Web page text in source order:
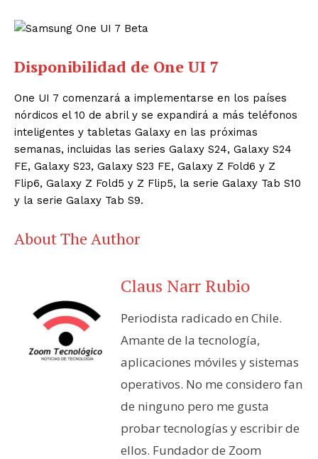
Disponibilidad de One UI 7
One UI 7 comenzará a implementarse en los países
nórdicos el 10 de abril y se expandirá a más teléfonos
inteligentes y tabletas Galaxy en las próximas
semanas, incluidas las series Galaxy S24, Galaxy S24
FE, Galaxy S23, Galaxy S23 FE, Galaxy Z Fold6 y Z
Flip6, Galaxy Z Fold5 y Z Flip5, la serie Galaxy Tab S10
y la serie Galaxy Tab S9.
About The Author
Claus Narr Rubio
Periodista radicado en Chile.
Amante de la tecnología,
aplicaciones móviles y sistemas
operativos. No me considero fan
de ninguno pero me gusta
probar tecnologías y escribir de
ellos. Fundador de Zoom